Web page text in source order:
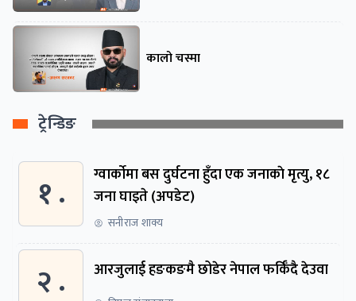
कालो चस्मा
ट्रेन्डिङ
१ .
ग्वार्काेमा बस दुर्घटना हुँदा एक जनाकाे मृत्यु, १८
जना घाइते (अपडेट)
सनीराज शाक्य
२ . आरजुलाई हङकङमै छोडेर नेपाल फर्किँदै देउवा